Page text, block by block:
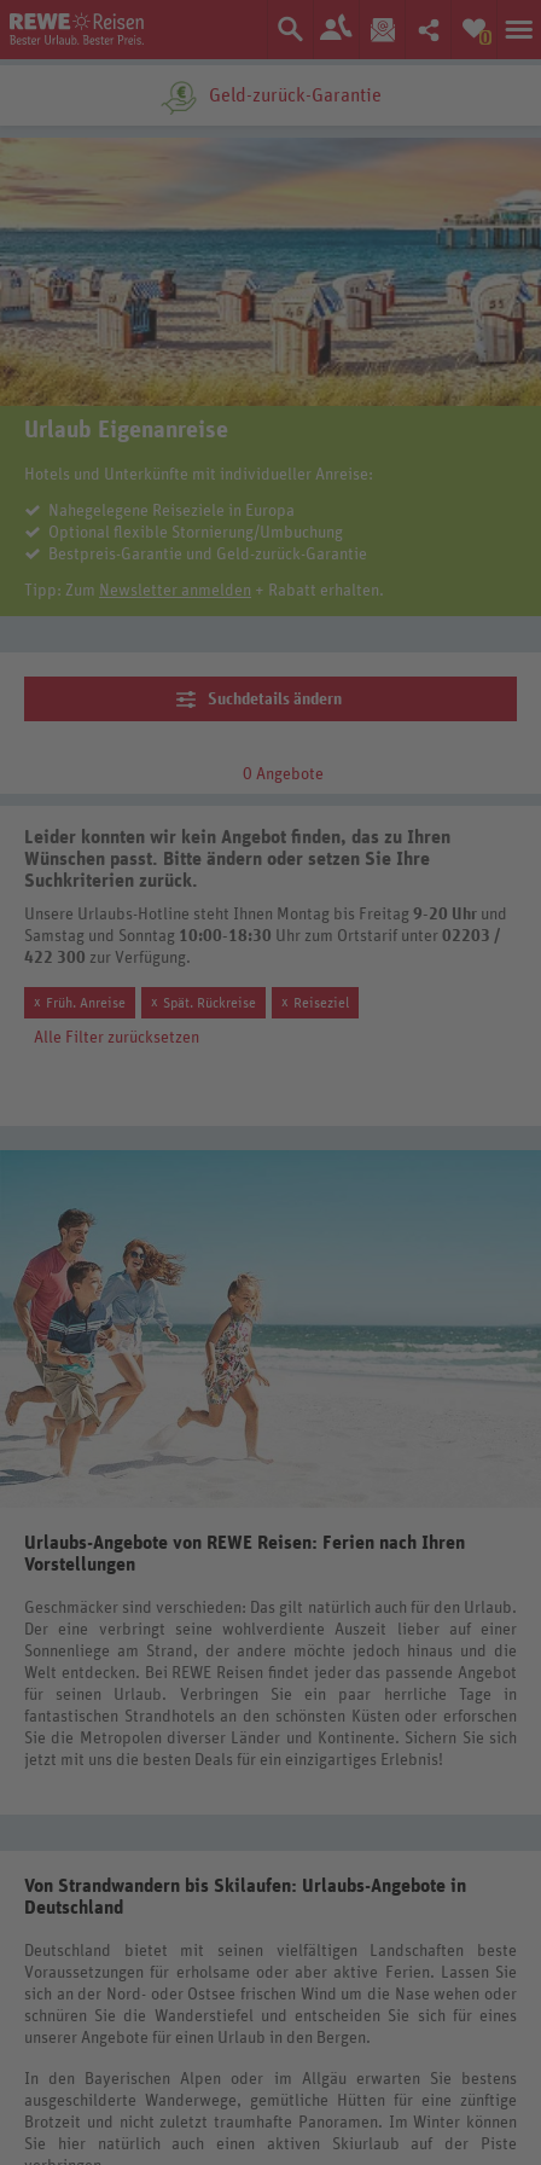
0
Geld-zurück-Garantie
Urlaub Eigenanreise
Hotels und Unterkünfte mit individueller Anreise:
Nahegelegene Reiseziele in Europa
Optional flexible Stornierung/Umbuchung
Bestpreis-Garantie und Geld-zurück-Garantie
Tipp: Zum Newsletter anmelden + Rabatt erhalten.
0 Angebote
Suchdetails ändern
Leider konnten wir kein Angebot finden, das zu Ihren
Wünschen passt. Bitte ändern oder setzen Sie Ihre
Suchkriterien zurück.
Unsere Urlaubs-Hotline steht Ihnen Montag bis Freitag 9-20 Uhr und
Samstag und Sonntag 10:00-18:30 Uhr zum Ortstarif unter 02203 /
422 300 zur Verfügung.
x Früh. Anreise x Spät. Rückreise x Reiseziel
Alle Filter zurücksetzen
Urlaubs-Angebote von REWE Reisen: Ferien nach Ihren
Vorstellungen
Geschmäcker sind verschieden: Das gilt natürlich auch für den Urlaub.
Der eine verbringt seine wohlverdiente Auszeit lieber auf einer
Sonnenliege am Strand, der andere möchte jedoch hinaus und die
Welt entdecken. Bei REWE Reisen findet jeder das passende Angebot
für seinen Urlaub. Verbringen Sie ein paar herrliche Tage in
fantastischen Strandhotels an den schönsten Küsten oder erforschen
Sie die Metropolen diverser Länder und Kontinente. Sichern Sie sich
jetzt mit uns die besten Deals für ein einzigartiges Erlebnis!
Von Strandwandern bis Skilaufen: Urlaubs-Angebote in
Deutschland
Deutschland bietet mit seinen vielfältigen Landschaften beste
Voraussetzungen für erholsame oder aber aktive Ferien. Lassen Sie
sich an der Nord- oder Ostsee frischen Wind um die Nase wehen oder
schnüren Sie die Wanderstiefel und entscheiden Sie sich für eines
unserer Angebote für einen Urlaub in den Bergen.
In den Bayerischen Alpen oder im Allgäu erwarten Sie bestens
ausgeschilderte Wanderwege, gemütliche Hütten für eine zünftige
Brotzeit und nicht zuletzt traumhafte Panoramen. Im Winter können
Sie hier natürlich auch einen aktiven Skiurlaub auf der Piste